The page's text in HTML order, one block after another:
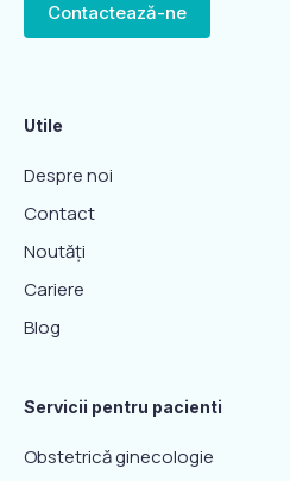
Contactează-ne
Utile
Despre noi
Contact
Noutăți
Cariere
Blog
Servicii pentru pacienti
Obstetrică ginecologie